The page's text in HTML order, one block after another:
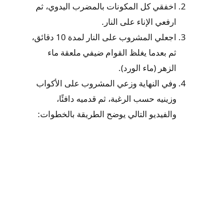
اخفقي كل المكونات بالمضرب اليدوي، ثم
ارفعي الإناء على النار.
اجعلي المشروب على النار لمدة 10 دقائق،
ثم بعدما يغلظ القوام ضيفي ملعقة ماء
الزهر (ماء الورد).
وفي النهاية وزعي المشروب على الأكواب
وزينيه حسب الرغبة، ثم قدميه دافئًا،
والفيديو التالي يوضح الطريقة بالخطوات: